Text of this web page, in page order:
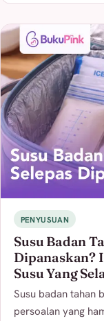
PENYUSUAN
Susu Badan
Dipanaskan?
Susu Yang
Susu badan tahan
persoalan yang